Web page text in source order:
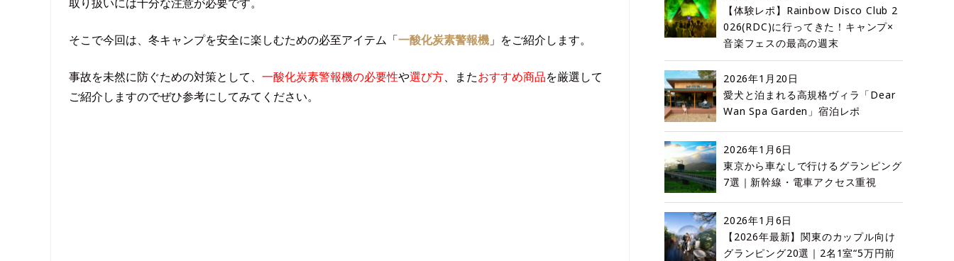
そこで今回は、冬キャンプを安全に楽しむための必至アイテム「一酸化炭素警報機 」をご紹介します。
事故を未然に防ぐための対策として、 一酸化炭素警報機の必要性や選び方、またおすすめ商品を厳選して
ご紹介しますのでぜひ参考にしてみてください。
【体験レポ】Rainbow Disco Club 2
026(RDC)に行ってきた！キャンプ×
音楽フェスの最高の週末
2026年1月20日
愛犬と泊まれる高規格ヴィラ「Dear
Wan Spa Garden」宿泊レポ
2026年1月6日
東京から車なしで行けるグランピング
7選｜新幹線・電車アクセス重視
2026年1月6日
【2026年最新】関東のカップル向け
グランピング20選｜2名1室“5万円前